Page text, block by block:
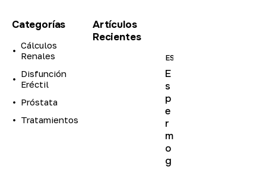
Categorías
Cálculos
Renales
Disfunción
Eréctil
Próstata
Tratamientos
Artículos
Recientes
ESTUDIOS
E
s
p
e
r
m
o
g